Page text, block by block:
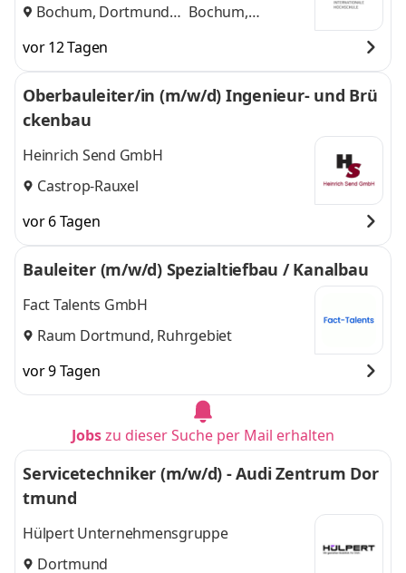
Bochum, Dortmund
Bochum,
vor 12 Tagen
Oberbauleiter/in (m/w/d) Ingenieur- und Brü
ckenbau
Heinrich Send GmbH
Castrop-Rauxel
vor 6 Tagen
Bauleiter (m/w/d) Spezialtiefbau / Kanalbau
Fact Talents GmbH
Raum Dortmund, Ruhrgebiet
vor 9 Tagen
Jobszu dieser Suche per Mail erhalten
Servicetechniker (m/w/d) - Audi Zentrum Dor
tmund
Hülpert Unternehmensgruppe
Dortmund